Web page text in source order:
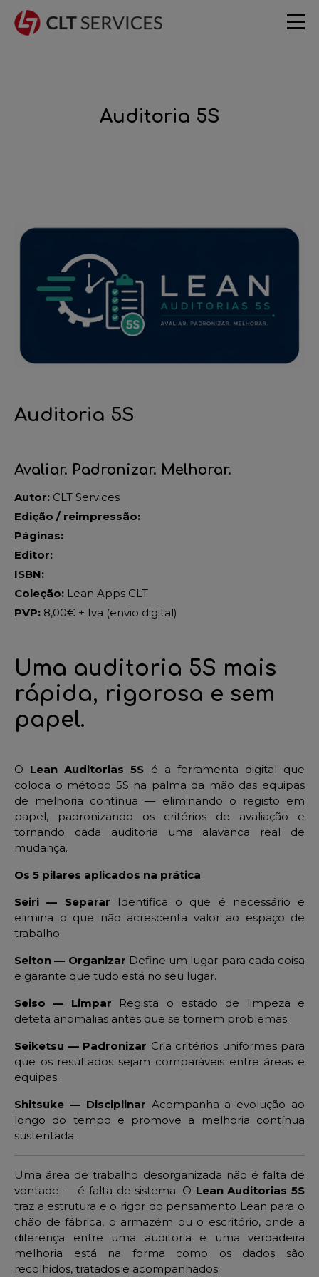
Auditoria 5S
Auditoria 5S
Avaliar. Padronizar. Melhorar.
Autor: CLT Services
Edição / reimpressão:
Páginas:
Editor:
ISBN:
Coleção: Lean Apps CLT
PVP: 8,00€ + Iva (envio digital)
Uma auditoria 5S mais
rápida, rigorosa e sem
papel.
O Lean Auditorias 5S é a ferramenta digital que
coloca o método 5S na palma da mão das equipas
de melhoria contínua — eliminando o registo em
papel, padronizando os critérios de avaliação e
tornando cada auditoria uma alavanca real de
mudança.
Os 5 pilares aplicados na prática
Seiri — Separar Identifica o que é necessário e
elimina o que não acrescenta valor ao espaço de
trabalho.
Seiton — Organizar Define um lugar para cada coisa
e garante que tudo está no seu lugar.
Seiso — Limpar Regista o estado de limpeza e
deteta anomalias antes que se tornem problemas.
Seiketsu — Padronizar Cria critérios uniformes para
que os resultados sejam comparáveis entre áreas e
equipas.
Shitsuke — Disciplinar Acompanha a evolução ao
longo do tempo e promove a melhoria contínua
sustentada.
Uma área de trabalho desorganizada não é falta de
vontade — é falta de sistema. O Lean Auditorias 5S
traz a estrutura e o rigor do pensamento Lean para o
chão de fábrica, o armazém ou o escritório, onde a
diferença entre uma auditoria e uma verdadeira
melhoria está na forma como os dados são
recolhidos, tratados e acompanhados.